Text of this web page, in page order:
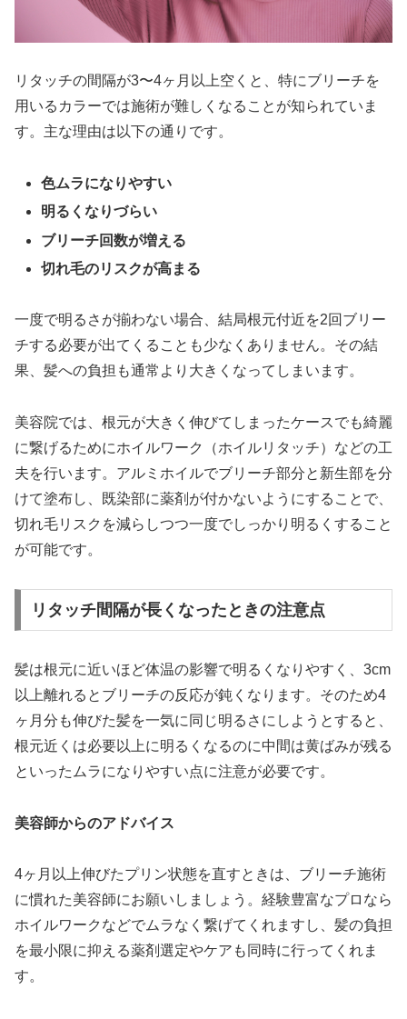
リタッチの間隔が3〜4ヶ月以上空くと、特にブリーチを
用いるカラーでは施術が難しくなることが知られていま
す。主な理由は以下の通りです。
色ムラになりやすい
明るくなりづらい
ブリーチ回数が増える
切れ毛のリスクが高まる
一度で明るさが揃わない場合、結局根元付近を2回ブリー
チする必要が出てくることも少なくありません。その結
果、髪への負担も通常より大きくなってしまいます。
美容院では、根元が大きく伸びてしまったケースでも綺麗
に繋げるためにホイルワーク（ホイルリタッチ）などの工
夫を行います。アルミホイルでブリーチ部分と新生部を分
けて塗布し、既染部に薬剤が付かないようにすることで、
切れ毛リスクを減らしつつ一度でしっかり明るくすること
が可能です。
リタッチ間隔が長くなったときの注意点
髪は根元に近いほど体温の影響で明るくなりやすく、3cm
以上離れるとブリーチの反応が鈍くなります。そのため4
ヶ月分も伸びた髪を一気に同じ明るさにしようとすると、
根元近くは必要以上に明るくなるのに中間は黄ばみが残る
といったムラになりやすい点に注意が必要です。
美容師からのアドバイス
4ヶ月以上伸びたプリン状態を直すときは、ブリーチ施術
に慣れた美容師にお願いしましょう。経験豊富なプロなら
ホイルワークなどでムラなく繋げてくれますし、髪の負担
を最小限に抑える薬剤選定やケアも同時に行ってくれま
す。